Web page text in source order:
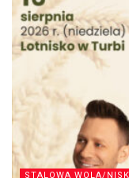
STALOWA WOLA/